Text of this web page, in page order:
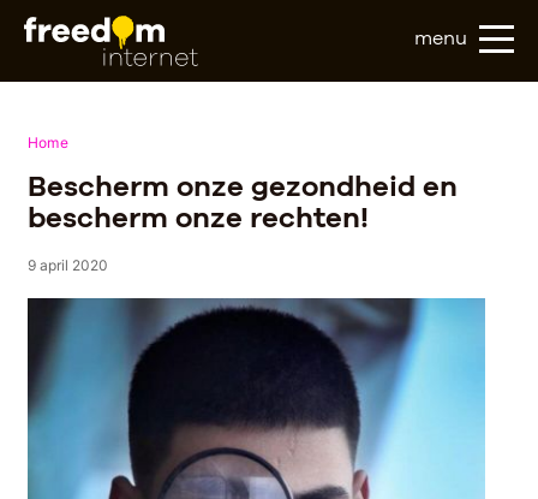
menu
Home
Bescherm onze gezondheid en
bescherm onze rechten!
9 april 2020